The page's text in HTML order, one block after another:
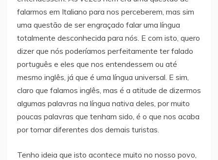
falarmos em Italiano para nos perceberem, mas sim
uma questão de ser engraçado falar uma língua
totalmente desconhecida para nós. E com isto, quero
dizer que nós poderíamos perfeitamente ter falado
português e eles que nos entendessem ou até
mesmo inglês, já que é uma língua universal. E sim,
claro que falamos inglês, mas é a atitude de dizermos
algumas palavras na língua nativa deles, por muito
poucas palavras que tenham sido, é o que nos acaba
por tornar diferentes dos demais turistas.
Tenho ideia que isto acontece muito no nosso povo,